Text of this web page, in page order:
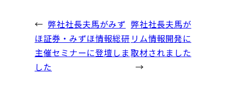
← 弊社社長夫馬がみず
ほ証券・みずほ情報総研
主催セミナーに登壇しま
した
弊社社長夫馬が
リム情報開発に
取材されました
→